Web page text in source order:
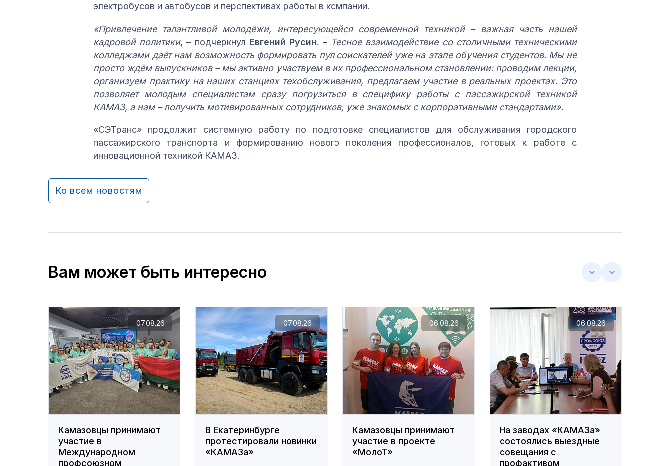
электробусов и автобусов и перспективах работы в компании.
«Привлечение талантливой молодёжи, интересующейся современной техникой – важная часть нашей
кадровой политики, – подчеркнул Евгений Русин. – Тесное взаимодействие со столичными техническими
колледжами даёт нам возможность формировать пул соискателей уже на этапе обучения студентов. Мы не
просто ждём выпускников – мы активно участвуем в их профессиональном становлении: проводим лекции,
организуем практику на наших станциях техобслуживания, предлагаем участие в реальных проектах. Это
позволяет молодым специалистам сразу погрузиться в специфику работы с пассажирской техникой
КАМАЗ, а нам – получить мотивированных сотрудников, уже знакомых с корпоративными стандартами».
«СЭТранс» продолжит системную работу по подготовке специалистов для обслуживания городского
пассажирского транспорта и формированию нового поколения профессионалов, готовых к работе с
инновационной техникой КАМАЗ.
Ко всем новостям
Вам может быть интересно
Камазовцы принимают
участие в
Международном
профсоюзном
07.08.26
В Екатеринбурге
протестировали новинки
«КАМАЗа»
07.08.26
Камазовцы принимают
участие в проекте
«МолоТ»
06.08.26
На заводах «КАМАЗа»
состоялись выездные
совещания с
профактивом
06.08.26